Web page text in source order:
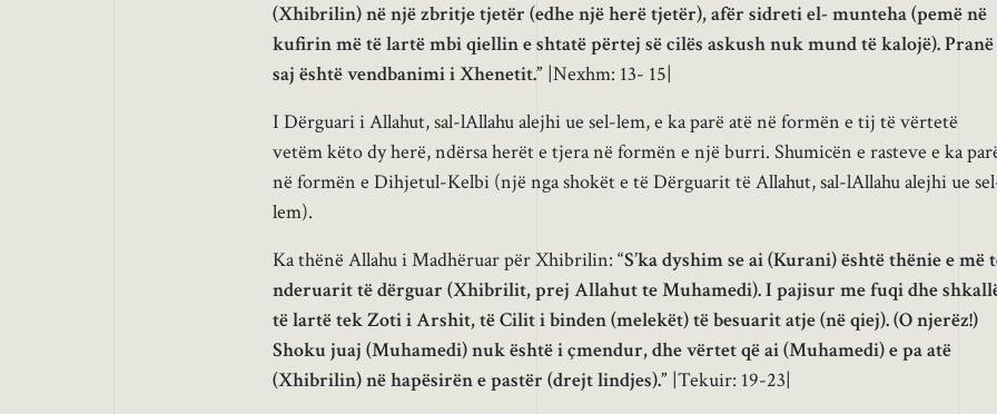
(Xhibrilin) në një zbritje tjetër (edhe një herë tjetër), afër sidreti el- munteha (pemë në
kufirin më të lartë mbi qiellin e shtatë përtej së cilës askush nuk mund të kalojë). Pranë
saj është vendbanimi i Xhenetit.” |Nexhm: 13- 15|
I Dërguari i Allahut, sal-lAllahu alejhi ue sel-lem, e ka parë atë në formën e tij të vërtetë
vetëm këto dy herë, ndërsa herët e tjera në formën e një burri. Shumicën e rasteve e ka
në formën e Dihjetul-Kelbi (një nga shokët e të Dërguarit të Allahut, sal-lAllahu alejhi ue
lem).
Ka thënë Allahu i Madhëruar për Xhibrilin: “S’ka dyshim se ai (Kurani) është thënie e më
nderuarit të dërguar (Xhibrilit, prej Allahut te Muhamedi). I pajisur me fuqi dhe
të lartë tek Zoti i Arshit, të Cilit i binden (melekët) të besuarit atje (në qiej). (O njerëz!)
Shoku juaj (Muhamedi) nuk është i çmendur, dhe vërtet që ai (Muhamedi) e pa atë
(Xhibrilin) në hapësirën e pastër (drejt lindjes).” |Tekuir: 19-23|